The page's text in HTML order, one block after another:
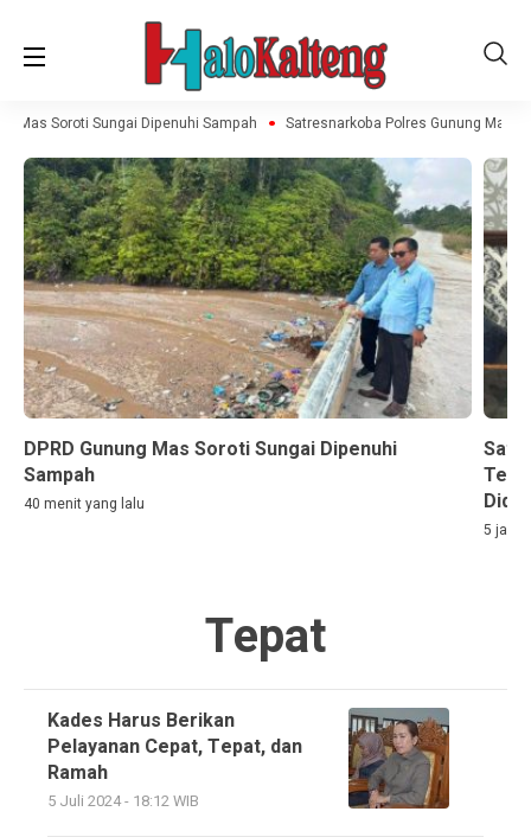
Mas Soroti Sungai Dipenuhi Sampah Satresnarkoba Polres Gunung Mas
DPRD Gunung Mas Soroti Sungai Dipenuhi
Sampah
40 menit yang lalu
5 jam
Tepat
Kades Harus Berikan
Pelayanan Cepat, Tepat, dan
Ramah
5 Juli 2024 - 18:12 WIB